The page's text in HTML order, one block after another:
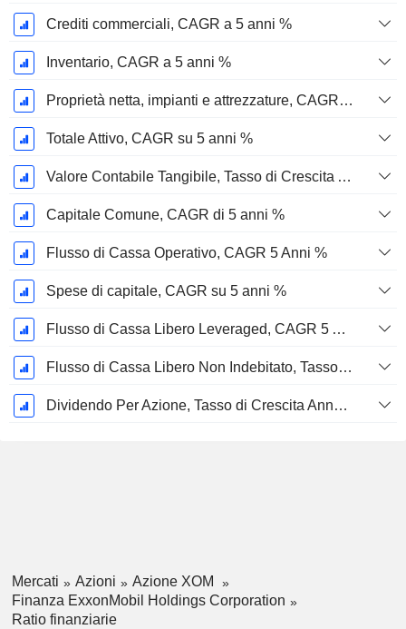
Crediti commerciali, CAGR a 5 anni %
Inventario, CAGR a 5 anni %
Proprietà netta, impianti e attrezzature, CAGR a 5 anni %
Totale Attivo, CAGR su 5 anni %
Valore Contabile Tangibile, Tasso di Crescita Annuo Composto a 5 Anni %
Capitale Comune, CAGR di 5 anni %
Flusso di Cassa Operativo, CAGR 5 Anni %
Spese di capitale, CAGR su 5 anni %
Flusso di Cassa Libero Leveraged, CAGR 5 Anni %
Flusso di Cassa Libero Non Indebitato, Tasso di Crescita Annuo Composto su 5 Anni %
Dividendo Per Azione, Tasso di Crescita Annuo Composto a 5 Anni %
Mercati Azioni
Azione XOM
Finanza ExxonMobil Holdings Corporation
Ratio finanziarie